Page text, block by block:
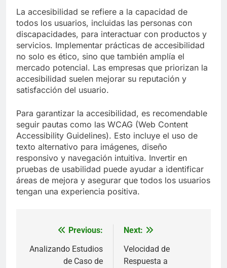
La accesibilidad se refiere a la capacidad de
todos los usuarios, incluidas las personas con
discapacidades, para interactuar con productos y
servicios. Implementar prácticas de accesibilidad
no solo es ético, sino que también amplía el
mercado potencial. Las empresas que priorizan la
accesibilidad suelen mejorar su reputación y
satisfacción del usuario.
Para garantizar la accesibilidad, es recomendable
seguir pautas como las WCAG (Web Content
Accessibility Guidelines). Esto incluye el uso de
texto alternativo para imágenes, diseño
responsivo y navegación intuitiva. Invertir en
pruebas de usabilidad puede ayudar a identificar
áreas de mejora y asegurar que todos los usuarios
tengan una experiencia positiva.
navigation
Previous:
Analizando Estudios
de Caso de
Next:
Velocidad de
Respuesta a